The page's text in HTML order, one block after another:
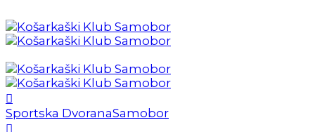
Sportska DvoranaSamobor